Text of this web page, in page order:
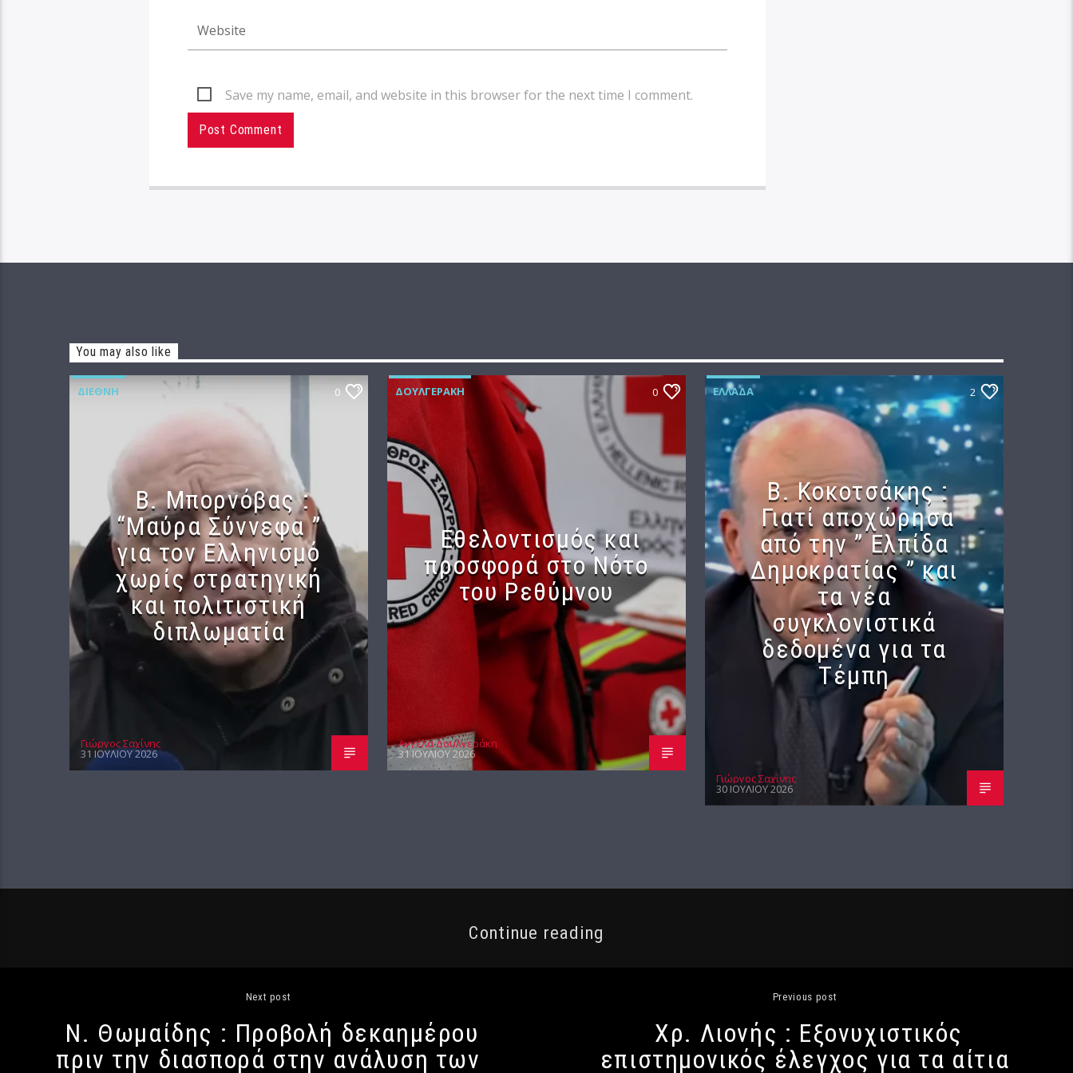
Save my name, email, and website in this browser for the next time I comment.
You may also like
ΔΙΕΘΝΉ 0
B. Μπορνόβας :
“Μαύρα Σύννεφα ”
για τον Ελληνισμό
χωρίς στρατηγική
και πολιτιστική
διπλωματία
Γιώργος Σαχίνης
31 ΙΟΥΛΊΟΥ 2026
ΔΟΥΛΓΕΡΆΚΗ 0
Εθελοντισμός και
προσφορά στο Νότο
του Ρεθύμνου
Αγγέλα Δουλγεράκη
31 ΙΟΥΛΊΟΥ 2026
ΕΛΛΆΔΑ 2
Β. Κοκοτσάκης :
Γιατί αποχώρησα
από την ” Ελπίδα
Δημοκρατίας ” και
τα νέα
συγκλονιστικά
δεδομένα για τα
Τέμπη
Γιώργος Σαχίνης
30 ΙΟΥΛΊΟΥ 2026
Continue reading
Next post
Ν. Θωμαίδης : Προβολή δεκαημέρου
πριν την διασπορά στην ανάλυση των
Previous post
Χρ. Λιονής : Εξονυχιστικός
επιστημονικός έλεγχος για τα αίτια